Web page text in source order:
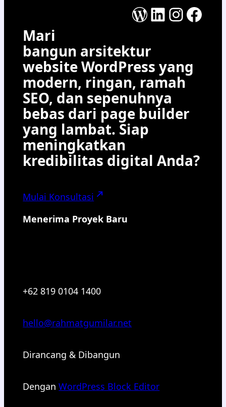
WordPress
LinkedIn
Mari
bangun arsitektur
website WordPress yang
modern, ringan, ramah
SEO, dan sepenuhnya
bebas dari page builder
yang lambat. Siap
meningkatkan
kredibilitas digital Anda?
Mulai Konsultasi
Menerima Proyek Baru
+62 819 0104 1400
hello@rahmatgumilar.net
Dirancang & Dibangun
DenganWordPress Block Editor